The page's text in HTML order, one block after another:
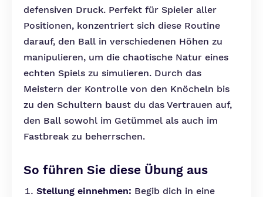
defensiven Druck. Perfekt für Spieler aller
Positionen, konzentriert sich diese Routine
darauf, den Ball in verschiedenen Höhen zu
manipulieren, um die chaotische Natur eines
echten Spiels zu simulieren. Durch das
Meistern der Kontrolle von den Knöcheln bis
zu den Schultern baust du das Vertrauen auf,
den Ball sowohl im Getümmel als auch im
Fastbreak zu beherrschen.
So führen Sie diese Übung aus
Stellung einnehmen: Begib dich in eine